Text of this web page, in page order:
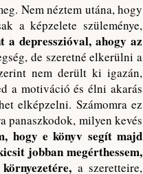
Nem néztem utána, hogy
a képzelete szüleménye,
a depresszióval, ahogy az
de szeretné elkerülni a
nem derült ki igazán,
a motiváció és élni akarás
elképzelni. Számomra ez
panaszkodok, milyen kevés
hogy e könyv segít majd
jobban megérthessem,
a szeretteire,